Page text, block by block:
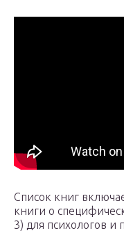
Список книг
книги о
3) для психологов и